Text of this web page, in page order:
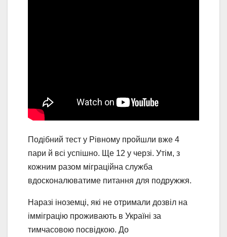
Подібний тест у Рівному пройшли вже 4
пари й всі успішно. Ще 12 у черзі. Утім, з
кожним разом міграційна служба
вдосконалюватиме питання для подружжя.
Наразі іноземці, які не отримали дозвіл на
імміграцію проживають в Україні за
тимчасовою посвідкою. До